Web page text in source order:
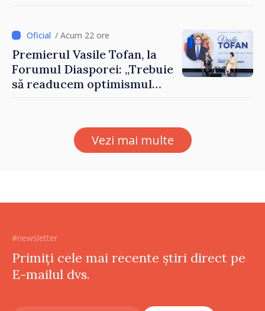
reparație/ Acum 22 ore
Premierul Vasile Tofan, la
Forumul Diasporei: „Trebuie
să readucem optimismul
direcția corectă”
Vezi mai multe
#newsletter
Primiți cele mai recente știri direct pe
E-mailul dvs.